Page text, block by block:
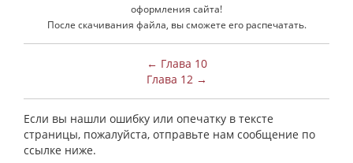
оформления сайта!
После скачивания файла, вы сможете его распечатать.
← Глава 10
Глава 12 →
Если вы нашли ошибку или опечатку в тексте
страницы, пожалуйста, отправьте нам сообщение по
ссылке ниже.